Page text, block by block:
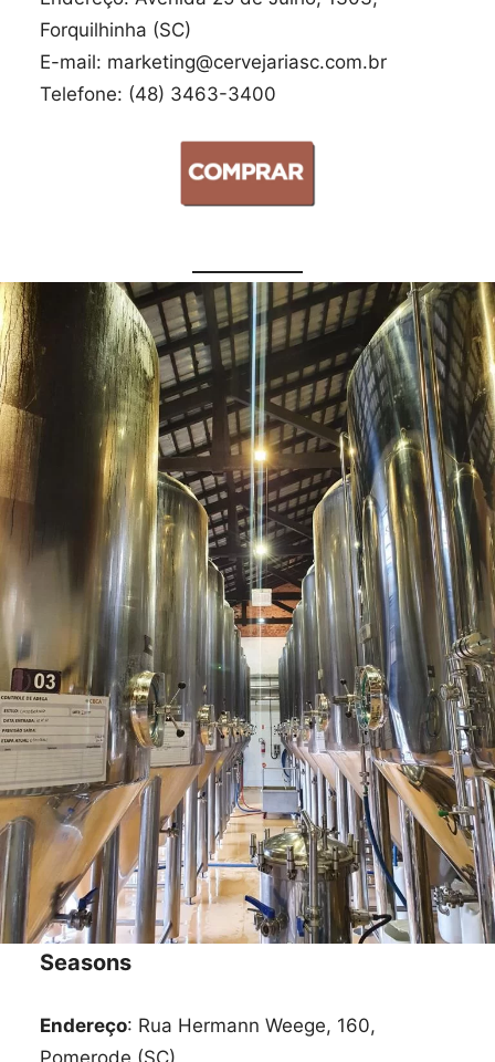
Forquilhinha (SC)
E-mail: marketing@cervejariasc.com.br
Telefone: (48) 3463-3400
Seasons
Endereço: Rua Hermann Weege, 160,
Pomerode (SC)